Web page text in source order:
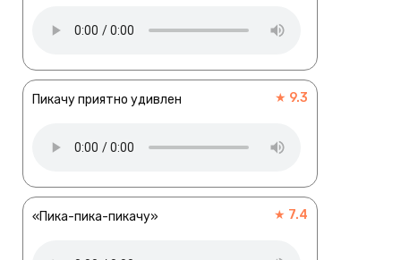
Пикачу приятно удивлен ★ 9.3
«Пика-пика-пикачу» ★ 7.4